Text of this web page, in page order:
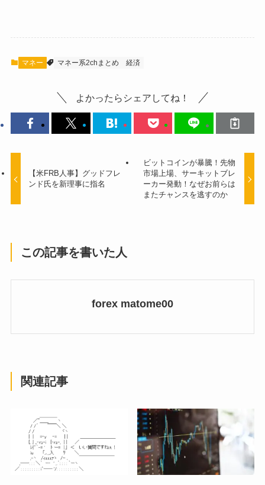
マネー マネー系2chまとめ 経済
よかったらシェアしてね！
【米FRB人事】グッドフレ
ンド氏を新理事に指名
ビットコインが暴騰！先物
市場上場、サーキットブレ
ーカー発動！なぜお前らは
またチャンスを逃すのか
この記事を書いた人
forex matome00
関連記事